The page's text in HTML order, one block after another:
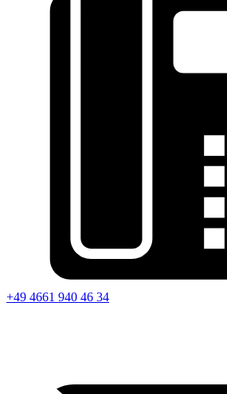
+49 4661 940 46 34